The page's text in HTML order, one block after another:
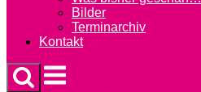
Bilder
Terminarchiv
Kontakt
Menu